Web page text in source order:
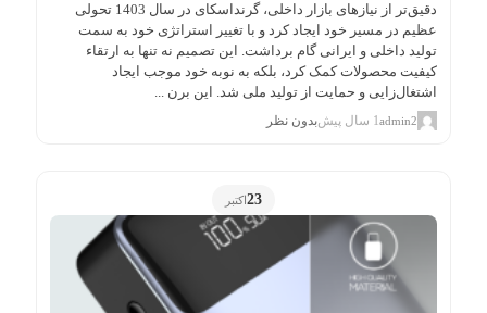
دقیق‌تر از نیازهای بازار داخلی، گرنداسکای در سال 1403 تحولی
عظیم در مسیر خود ایجاد کرد و با تغییر استراتژی خود به سمت
تولید داخلی و ایرانی گام برداشت. این تصمیم نه تنها به ارتقاء
کیفیت محصولات کمک کرد، بلکه به نوبه خود موجب ایجاد
اشتغال‌زایی و حمایت از تولید ملی شد. این برن ...
admin21 سال پیش بدون نظر
23اکتبر